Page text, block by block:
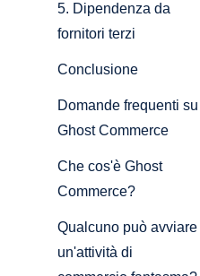
5. Dipendenza da
fornitori terzi
Conclusione
Domande frequenti su
Ghost Commerce
Che cos'è Ghost
Commerce?
Qualcuno può avviare
un'attività di